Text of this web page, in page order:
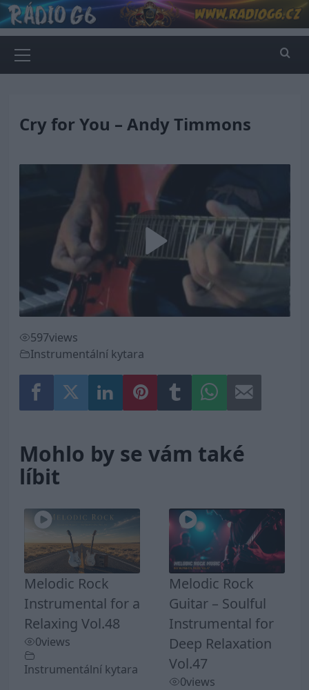
Skip
to
content
Menu
Cry for You – Andy Timmons
Play
Video
597views
Instrumentální kytara
Mohlo by se vám také
líbit
Melodic Rock
Instrumental for a
Relaxing Vol.48
0views
Instrumentální kytara
Melodic Rock
Guitar – Soulful
Instrumental for
Deep Relaxation
Vol.47
0views